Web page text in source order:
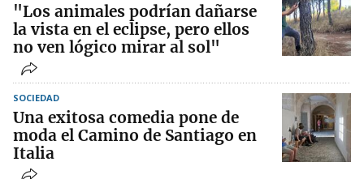
"Los animales podrían dañarse
la vista en el eclipse, pero ellos
no ven lógico mirar al sol"
SOCIEDAD
Una exitosa comedia pone de
moda el Camino de Santiago en
Italia